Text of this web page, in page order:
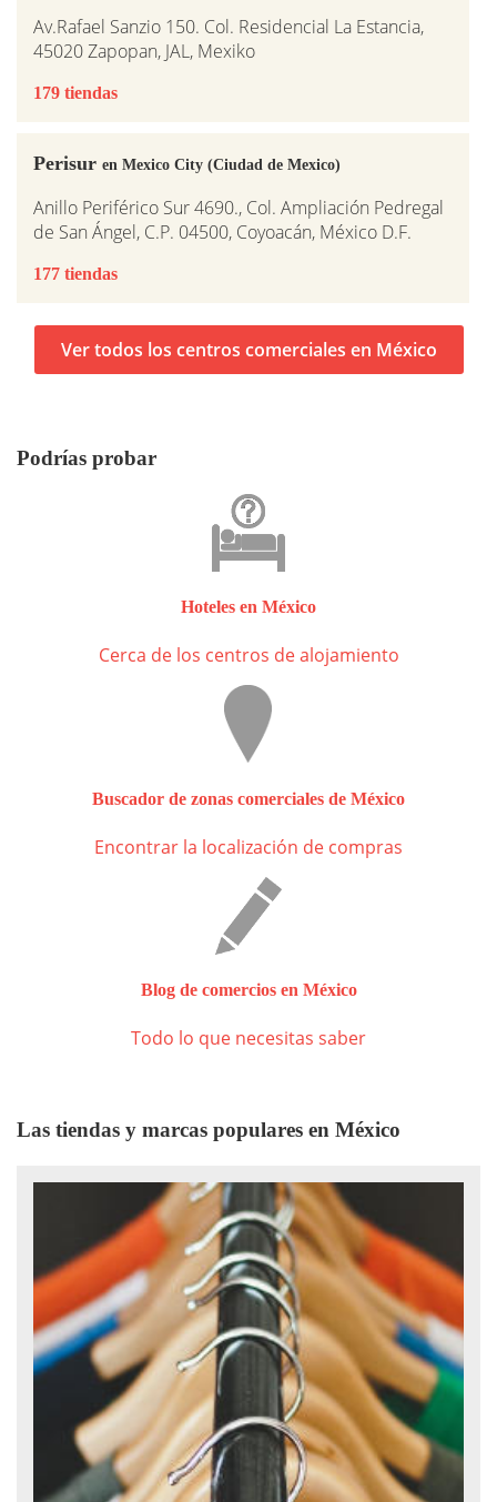
Av.Rafael Sanzio 150. Col. Residencial La Estancia,
45020 Zapopan, JAL, Mexiko
179 tiendas
Perisur en Mexico City (Ciudad de Mexico)
Anillo Periférico Sur 4690., Col. Ampliación Pedregal
de San Ángel, C.P. 04500, Coyoacán, México D.F.
177 tiendas
Ver todos los centros comerciales en México
Podrías probar
Hoteles en México
Cerca de los centros de alojamiento
Buscador de zonas comerciales de México
Encontrar la localización de compras
Blog de comercios en México
Todo lo que necesitas saber
Las tiendas y marcas populares en México